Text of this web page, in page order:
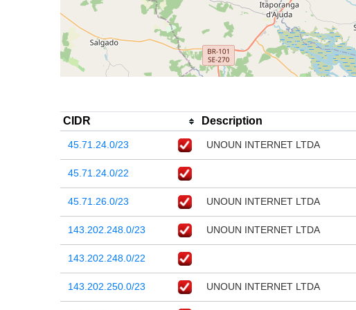
CIDR Description
45.71.24.0/23 UNOUN INTERNET LTDA
45.71.24.0/22
45.71.26.0/23 UNOUN INTERNET LTDA
143.202.248.0/23 UNOUN INTERNET LTDA
143.202.248.0/22
143.202.250.0/23 UNOUN INTERNET LTDA